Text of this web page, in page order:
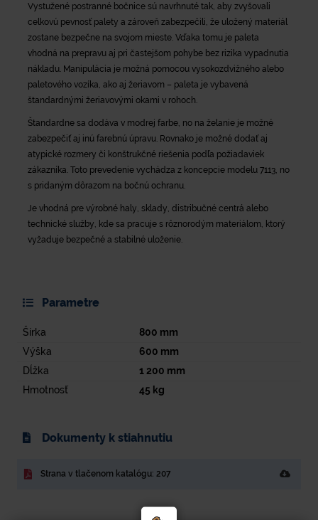
Vystužené postranné bočnice sú navrhnuté tak, aby zvyšovali
celkovú pevnosť palety a zároveň zabezpečili, že uložený materiál
zostane bezpečne na svojom mieste. Vďaka tomu je paleta
vhodná na prepravu aj pri častejšom pohybe bez rizika vypadnutia
nákladu. Manipulácia je možná pomocou vysokozdvižného alebo
paletového vozíka, ako aj žeriavom – paleta je vybavená
štandardnými žeriavovými okami v rohoch.
Štandardne sa dodáva v modrej farbe, no na želanie je možné
zabezpečiť aj inú farebnú úpravu. Rovnako je možné dodať aj
atypické rozmery či konštrukčné riešenia podľa požiadaviek
zákazníka. Toto prevedenie vychádza z koncepcie modelu 7113, no
s pridaným dôrazom na bočnú ochranu.
Je vhodná pre výrobné haly, sklady, distribučné centrá alebo
technické služby, kde sa pracuje s rôznorodým materiálom, ktorý
vyžaduje bezpečné a stabilné uloženie.
Parametre
Šírka 800 mm
Výška
600 mm
Dĺžka
1 200 mm
Hmotnosť
45 kg
Dokumenty k stiahnutiu
Strana v tlačenom katalógu: 207